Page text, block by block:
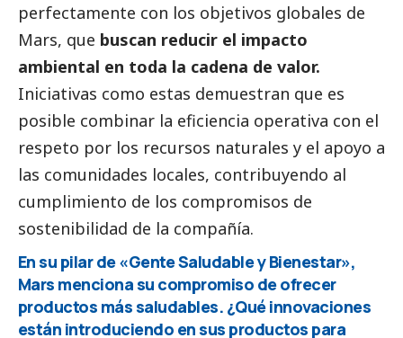
perfectamente con los objetivos globales de
Mars, que buscan reducir el impacto
ambiental en toda la cadena de valor.
Iniciativas como estas demuestran que es
posible combinar la eficiencia operativa con el
respeto por los recursos naturales y el apoyo a
las comunidades locales, contribuyendo al
cumplimiento de los compromisos de
sostenibilidad de la compañía.
En su pilar de «Gente Saludable y Bienestar»,
Mars menciona su compromiso de ofrecer
productos más saludables. ¿Qué innovaciones
están introduciendo en sus productos para